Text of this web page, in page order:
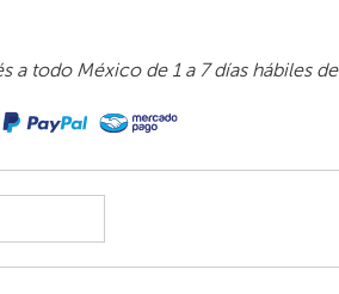
a todo México de 1 a 7 días hábiles